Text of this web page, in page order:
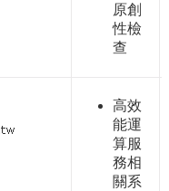
原創
性檢
查
高效
能運
算服
務相
關系